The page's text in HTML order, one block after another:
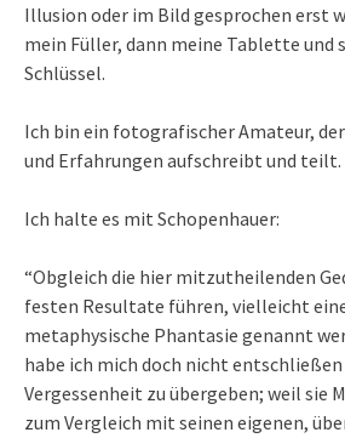
Illusion oder im Bild gesprochen erst
mein Füller, dann meine Tablette und
Schlüssel.
Ich bin ein fotografischer Amateur,
und Erfahrungen aufschreibt und teilt.
Ich halte es mit Schopenhauer:
“Obgleich die hier mitzutheilenden
festen Resultate führen, vielleicht
metaphysische Phantasie genannt
habe ich mich doch nicht
Vergessenheit zu übergeben; weil sie
zum Vergleich mit seinen eigenen,